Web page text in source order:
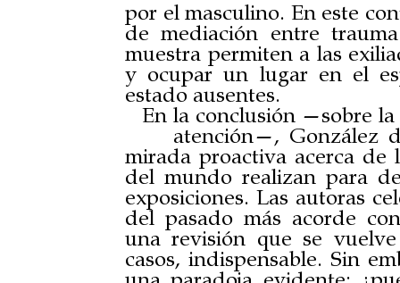
por el masculino. En este
de mediación entre
muestra permiten a las
y ocupar un lugar en el
estado ausentes.
En la conclusión —sobre
atención—, González
mirada proactiva acerca de
del mundo realizan para
exposiciones. Las autoras
del pasado más acorde
una revisión que se
casos, indispensable. Sin